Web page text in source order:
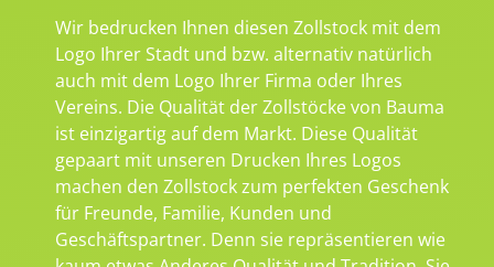
Wir bedrucken Ihnen diesen Zollstock mit dem
Logo Ihrer Stadt und bzw. alternativ natürlich
auch mit dem Logo Ihrer Firma oder Ihres
Vereins. Die Qualität der Zollstöcke von Bauma
ist einzigartig auf dem Markt. Diese Qualität
gepaart mit unseren Drucken Ihres Logos
machen den Zollstock zum perfekten Geschenk
für Freunde, Familie, Kunden und
Geschäftspartner. Denn sie repräsentieren wie